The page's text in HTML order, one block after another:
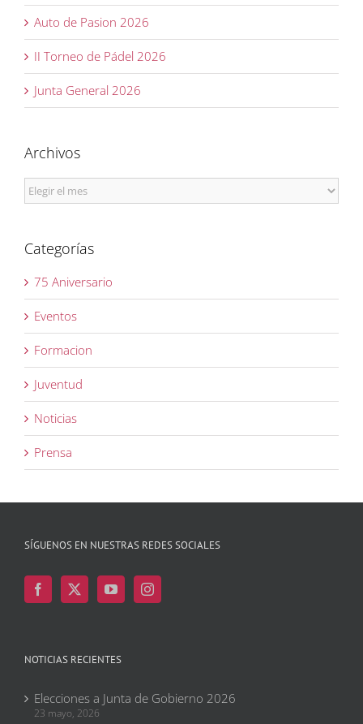
Auto de Pasion 2026
II Torneo de Pádel 2026
Junta General 2026
Archivos
Archivos
Categorías
75 Aniversario
Eventos
Formacion
Juventud
Noticias
Prensa
SÍGUENOS EN NUESTRAS REDES SOCIALES
NOTICIAS RECIENTES
Elecciones a Junta de Gobierno 2026
23 mayo, 2026